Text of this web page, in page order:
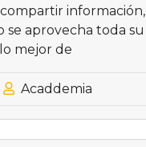
información,
se aprovecha toda su
mejor de
Acaddemia